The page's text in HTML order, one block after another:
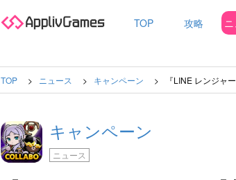
TOP 攻略
TOP ニュース キャンペーン 『LINE レンジャ
キャンペーン
ニュース